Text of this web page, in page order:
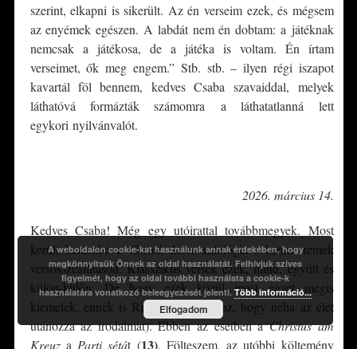
szerint, elkapni is sikerült. Az én verseim ezek, és mégsem
az enyémek egészen. A labdát nem én dobtam: a játéknak
nemcsak a játékosa, de a játéka is voltam. Én írtam
verseimet, ők meg engem.” Stb. stb. – ilyen régi iszapot
kavartál föl bennem, kedves Csaba szavaiddal, melyek
láthatóvá formázták számomra a láthatatlanná lett
egykori nyilvánvalót.
2026. március 14.
Kedves Csaba! Még egy utóirattal továbbmegyek. Most
került kezembe aCsend, Istenantológia s benne remek
versösszeállításod. Klasszikus versek ezek, mind, együtt és
külön-külön. De hogy ezek közül most egyet mégis
kiemelek, ennek is Rilke az oka. (S az, hogy néha az élet
utánozza az irodalmat). Ebben az esetben aChristus am
Kreuza Parti sétát (13). Fölteszem, az utóbbi költemény
A weboldalon cookie-kat használunk annak érdekében, hogy
megkönnyítsük Önnek az oldal használatát. Felhívjuk szíves
figyelmét, hogy az oldal további használata a cookie-k
használatára vonatkozó beleegyezését jelenti.Több információ...
Elfogadom